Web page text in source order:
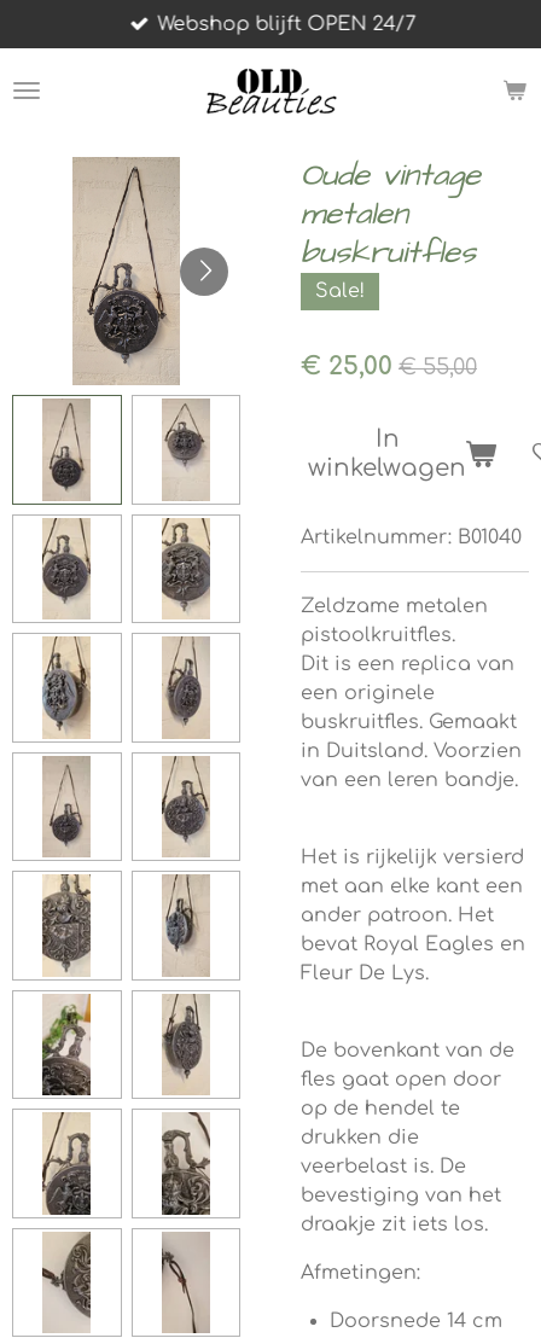
direct
naar
Webshop blijft OPEN 24/7
Oude vintage
metalen
buskruitfles
Sale!
€ 25,00 € 55,00
In
winkelwagen
Artikelnummer: B01040
Zeldzame metalen
pistoolkruitfles.
Dit is een replica van
een originele
buskruitfles. Gemaakt
in Duitsland. Voorzien
van een leren bandje.
Het is rijkelijk versierd
met aan elke kant een
ander patroon. Het
bevat Royal Eagles en
Fleur De Lys.
De bovenkant van de
fles gaat open door
op de hendel te
drukken die
veerbelast is. De
bevestiging van het
draakje zit iets los.
Afmetingen:
Doorsnede 14 cm